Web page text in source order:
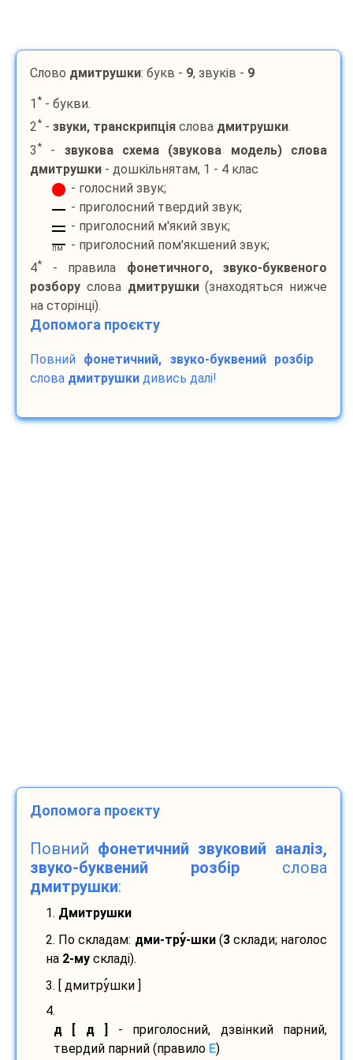
Слово дмитрушки: букв - 9, звуків - 9
1 * - букви.
2* - звуки, транскрипція слова дмитрушки.
3* - звукова схема (звукова модель) слова
дмитрушки - дошкільнятам, 1 - 4 клас
- голосний звук;
- приголосний твердий звук;
- приголосний м'який звук;
пм
- приголосний пом'якшений звук;
4* - правила фонетичного, звуко-буквеного
розбору слова дмитрушки(знаходяться нижче
на сторінці).
Допомога проєкту
Повний фонетичний, звуко-буквений розбір
слова дмитрушки дивись далі!
Допомога проєкту
Повний фонетичний звуковий аналіз,
звуко-буквений розбір слова
дмитрушки:
1. Дмитрушки
2. По складам: дми-тру-шки(3склади; наголос
на 2-му складі).
3. [ дмитрушки ]
4.
д [ д ]
- приголосний, дзвінкий парний,
твердий парний (правило E)